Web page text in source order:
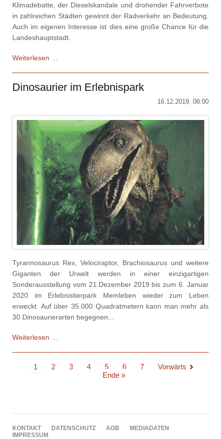
Klimadebatte, der Dieselskandale und drohender Fahrverbote
in zahlreichen Städten gewinnt der Radverkehr an Bedeutung.
Auch im eigenen Interesse ist dies eine große Chance für die
Landeshauptstadt.
Weiterlesen …
Dinosaurier im Erlebnispark
16.12.2019, 08:00
Tyrannosaurus Rex, Velociraptor, Brachiosaurus und weitere
Giganten der Urwelt werden in einer einzigartigen
Sonderausstellung vom 21.Dezember 2019 bis zum 6. Januar
2020 im Erlebnistierpark Memleben wieder zum Leben
erweckt. Auf über 35.000 Quadratmetern kann man mehr als
30 Dinosaurierarten begegnen...
Weiterlesen …
1 2 3 4 5 6 7
Vorwärts
Ende »
NAVIGATION
ÜBERSPRINGEN
KONTAKT DATENSCHUTZ AGB
MEDIADATEN
IMPRESSUM